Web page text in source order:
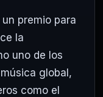
premio para
la
uno de los
global,
como el